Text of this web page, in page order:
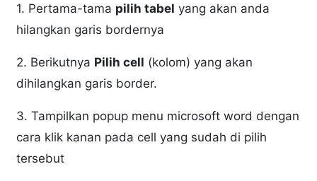
1. Pertama-tama pilih tabel yang akan anda
hilangkan garis bordernya
2. Berikutnya Pilih cell (kolom) yang akan
dihilangkan garis border.
3. Tampilkan popup menu microsoft word dengan
cara klik kanan pada cell yang sudah di pilih
tersebut